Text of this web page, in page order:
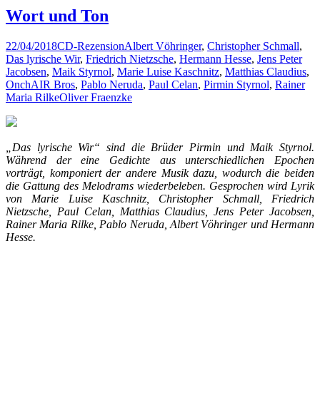
Wort und Ton
22/04/2018CD-RezensionAlbert Vöhringer, Christopher Schmall,
Das lyrische Wir, Friedrich Nietzsche, Hermann Hesse, Jens Peter
Jacobsen, Maik Styrnol, Marie Luise Kaschnitz, Matthias Claudius,
OnchAIR Bros, Pablo Neruda, Paul Celan, Pirmin Styrnol, Rainer
Maria RilkeOliver Fraenzke
„Das lyrische Wir“ sind die Brüder Pirmin und Maik Styrnol.
Während der eine Gedichte aus unterschiedlichen Epochen
vorträgt, komponiert der andere Musik dazu, wodurch die beiden
die Gattung des Melodrams wiederbeleben. Gesprochen wird Lyrik
von Marie Luise Kaschnitz, Christopher Schmall, Friedrich
Nietzsche, Paul Celan, Matthias Claudius, Jens Peter Jacobsen,
Rainer Maria Rilke, Pablo Neruda, Albert Vöhringer und Hermann
Hesse.